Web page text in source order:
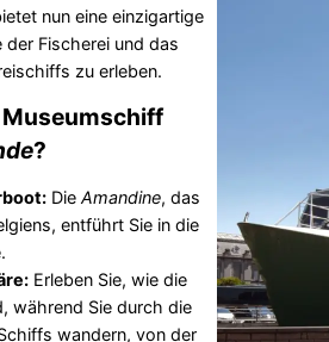
nun eine einzigartige
Fischerei und das
zu erleben.
?
Die Amandine, das
entführt Sie in die
Erleben Sie, wie die
während Sie durch die
wandern, von der